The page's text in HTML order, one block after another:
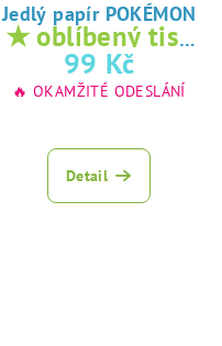
Jedlý papír POKÉMON
★ oblíbený tisk
na jedlý papír
99 Kč
🔥 OKAMŽITÉ ODESLÁNÍ
Detail